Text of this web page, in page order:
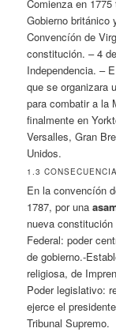
Comienza en
Gobierno británico
Convencíón de
constitución. – 4
Independencia. –
que se organizara
para combatir a la
finalmente en
Versalles, Gran
Unidos.
1.3
En la convencíón
1787, por una
nueva
Federal: poder
de gobierno.-
religiosa, de
Poder legislativo:
ejerce el
Tribunal Supremo.